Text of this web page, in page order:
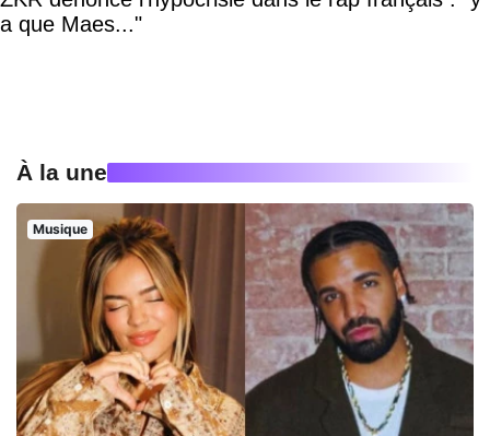
a que Maes..."
À la une
Musique